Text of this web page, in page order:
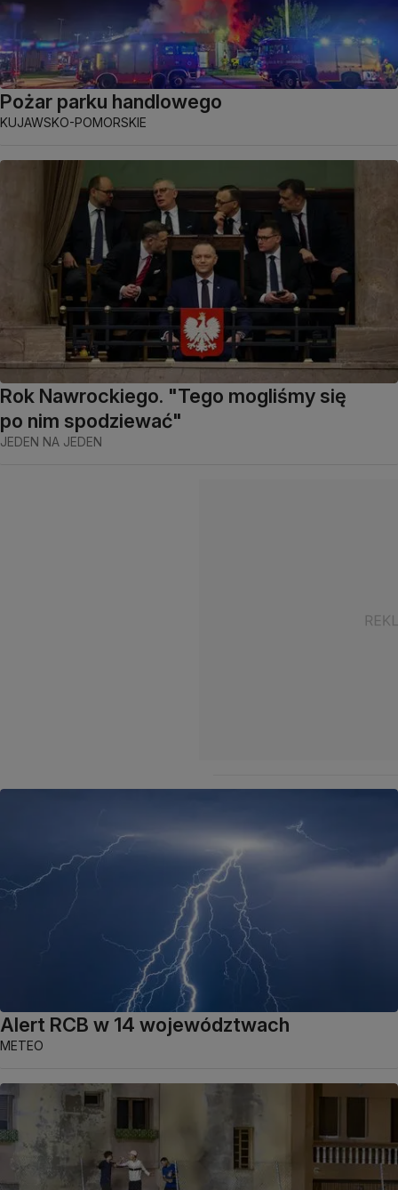
Pożar parku handlowego
KUJAWSKO-POMORSKIE
Rok Nawrockiego. "Tego mogliśmy się
po nim spodziewać"
JEDEN NA JEDEN
Alert RCB w 14 województwach
METEO